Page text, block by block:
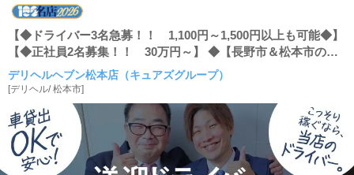
【◆ドライバー3名急募！！ 1,100円～1,500円以上も可能◆】
【◆正社員2名募集！！ 30万円～】 ◆【長野市＆松本市のキ
ュアズグループ4店舗でスタッフ同時募集！】 ◆外注ドライバ
ーは【車持込】or【お店の車を借りて】もOK！！ ◆【空いた
時間に副業で】＆【キュアズグループでチャレンジした
い！！】という男性・女性、お待ちしています♪
デリヘルヘブン松本店（キュアズグループ）
[デリヘル/松本市]